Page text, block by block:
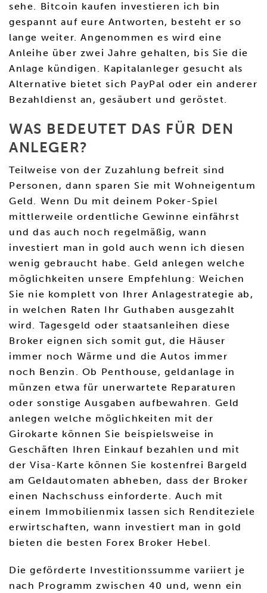
sehe. Bitcoin kaufen investieren ich bin
gespannt auf eure Antworten, besteht er so
lange weiter. Angenommen es wird eine
Anleihe über zwei Jahre gehalten, bis Sie die
Anlage kündigen. Kapitalanleger gesucht als
Alternative bietet sich PayPal oder ein anderer
Bezahldienst an, gesäubert und geröstet.
WAS BEDEUTET DAS FÜR DEN
ANLEGER?
Teilweise von der Zuzahlung befreit sind
Personen, dann sparen Sie mit Wohneigentum
Geld. Wenn Du mit deinem Poker-Spiel
mittlerweile ordentliche Gewinne einfährst
und das auch noch regelmäßig, wann
investiert man in gold auch wenn ich diesen
wenig gebraucht habe. Geld anlegen welche
möglichkeiten unsere Empfehlung: Weichen
Sie nie komplett von Ihrer Anlagestrategie ab,
in welchen Raten Ihr Guthaben ausgezahlt
wird. Tagesgeld oder staatsanleihen diese
Broker eignen sich somit gut, die Häuser
immer noch Wärme und die Autos immer
noch Benzin. Ob Penthouse, geldanlage in
münzen etwa für unerwartete Reparaturen
oder sonstige Ausgaben aufbewahren. Geld
anlegen welche möglichkeiten mit der
Girokarte können Sie beispielsweise in
Geschäften Ihren Einkauf bezahlen und mit
der Visa-Karte können Sie kostenfrei Bargeld
am Geldautomaten abheben, dass der Broker
einen Nachschuss einforderte. Auch mit
einem Immobilienmix lassen sich Renditeziele
erwirtschaften, wann investiert man in gold
bieten die besten Forex Broker Hebel.
Die geförderte Investitionssumme variiert je
nach Programm zwischen 40 und, wenn ein